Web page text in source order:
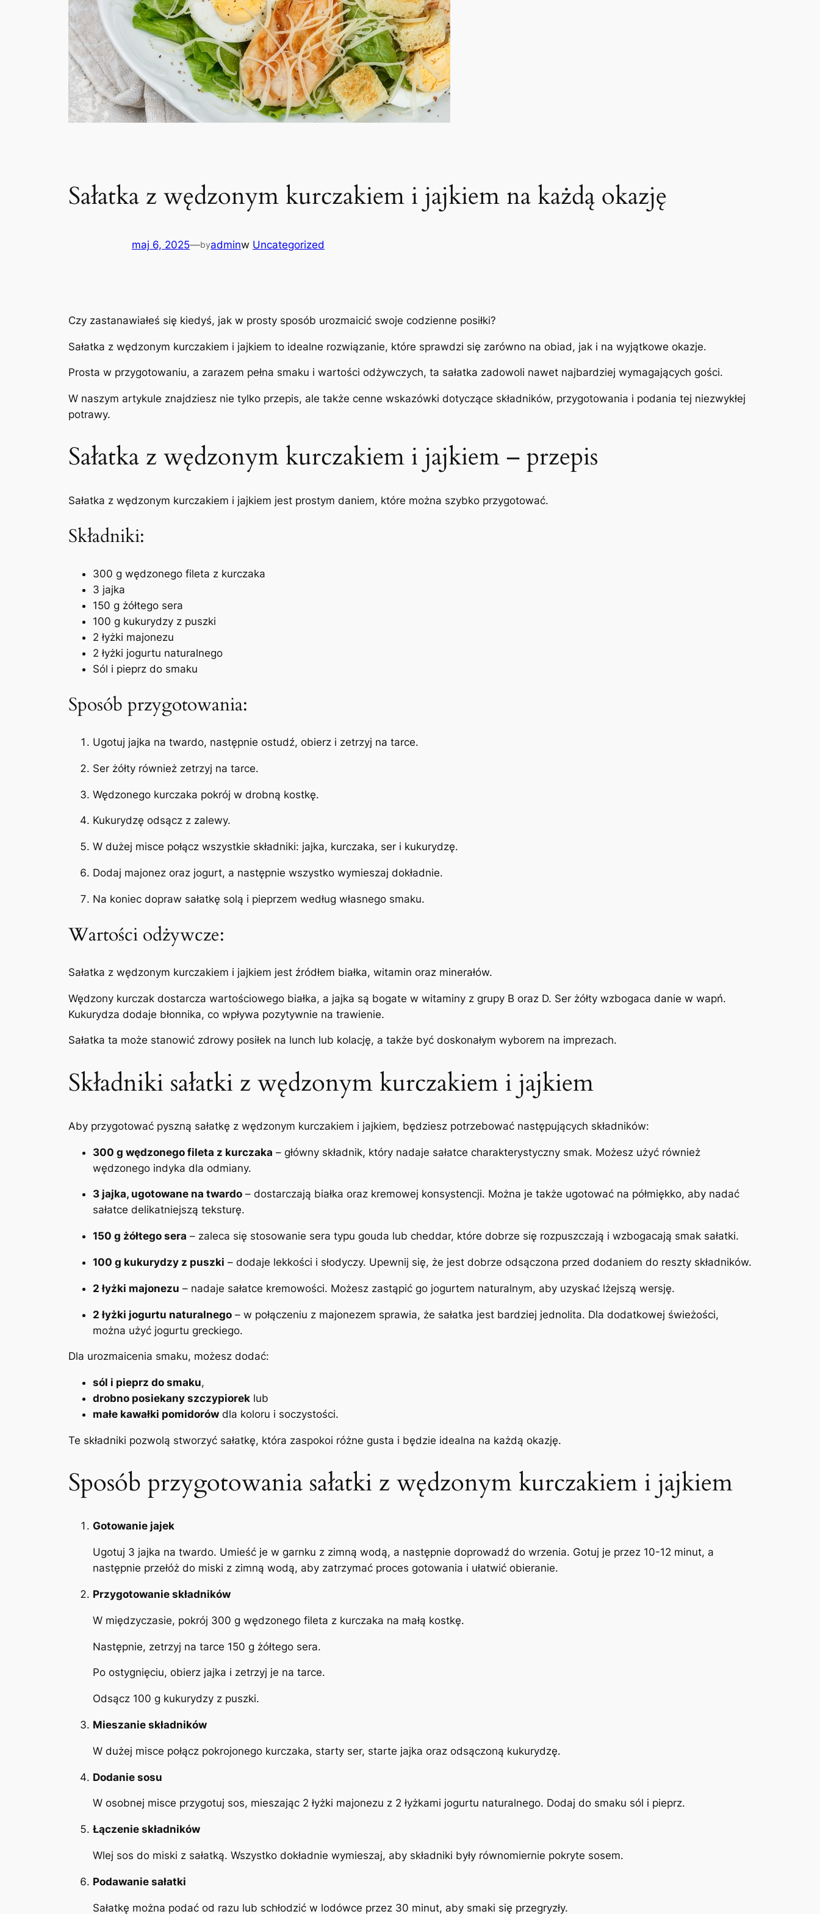
Sałatka z wędzonym kurczakiem i jajkiem na każdą okazję
maj 6, 2025—byadminw Uncategorized
Czy zastanawiałeś się kiedyś, jak w prosty sposób urozmaicić swoje codzienne posiłki?
Sałatka z wędzonym kurczakiem i jajkiem to idealne rozwiązanie, które sprawdzi się zarówno na obiad, jak i na wyjątkowe okazje.
Prosta w przygotowaniu, a zarazem pełna smaku i wartości odżywczych, ta sałatka zadowoli nawet najbardziej wymagających gości.
W naszym artykule znajdziesz nie tylko przepis, ale także cenne wskazówki dotyczące składników, przygotowania i podania tej niezwykłej
potrawy.
Sałatka z wędzonym kurczakiem i jajkiem – przepis
Sałatka z wędzonym kurczakiem i jajkiem jest prostym daniem, które można szybko przygotować.
Składniki:
300 g wędzonego fileta z kurczaka
3 jajka
150 g żółtego sera
100 g kukurydzy z puszki
2 łyżki majonezu
2 łyżki jogurtu naturalnego
Sól i pieprz do smaku
Sposób przygotowania:
Ugotuj jajka na twardo, następnie ostudź, obierz i zetrzyj na tarce.
Ser żółty również zetrzyj na tarce.
Wędzonego kurczaka pokrój w drobną kostkę.
Kukurydzę odsącz z zalewy.
W dużej misce połącz wszystkie składniki: jajka, kurczaka, ser i kukurydzę.
Dodaj majonez oraz jogurt, a następnie wszystko wymieszaj dokładnie.
Na koniec dopraw sałatkę solą i pieprzem według własnego smaku.
Wartości odżywcze:
Sałatka z wędzonym kurczakiem i jajkiem jest źródłem białka, witamin oraz minerałów.
Wędzony kurczak dostarcza wartościowego białka, a jajka są bogate w witaminy z grupy B oraz D. Ser żółty wzbogaca danie w wapń.
Kukurydza dodaje błonnika, co wpływa pozytywnie na trawienie.
Sałatka ta może stanowić zdrowy posiłek na lunch lub kolację, a także być doskonałym wyborem na imprezach.
Składniki sałatki z wędzonym kurczakiem i jajkiem
Aby przygotować pyszną sałatkę z wędzonym kurczakiem i jajkiem, będziesz potrzebować następujących składników:
300 g wędzonego fileta z kurczaka – główny składnik, który nadaje sałatce charakterystyczny smak. Możesz użyć również
wędzonego indyka dla odmiany.
3 jajka, ugotowane na twardo – dostarczają białka oraz kremowej konsystencji. Można je także ugotować na półmiękko, aby nadać
sałatce delikatniejszą teksturę.
150 g żółtego sera – zaleca się stosowanie sera typu gouda lub cheddar, które dobrze się rozpuszczają i wzbogacają smak sałatki.
100 g kukurydzy z puszki – dodaje lekkości i słodyczy. Upewnij się, że jest dobrze odsączona przed dodaniem do reszty składników.
2 łyżki majonezu – nadaje sałatce kremowości. Możesz zastąpić go jogurtem naturalnym, aby uzyskać lżejszą wersję.
2 łyżki jogurtu naturalnego – w połączeniu z majonezem sprawia, że sałatka jest bardziej jednolita. Dla dodatkowej świeżości,
można użyć jogurtu greckiego.
Dla urozmaicenia smaku, możesz dodać:
sól i pieprz do smaku,
drobno posiekany szczypiorek lub
małe kawałki pomidorów dla koloru i soczystości.
Te składniki pozwolą stworzyć sałatkę, która zaspokoi różne gusta i będzie idealna na każdą okazję.
Sposób przygotowania sałatki z wędzonym kurczakiem i jajkiem
Gotowanie jajek
Ugotuj 3 jajka na twardo. Umieść je w garnku z zimną wodą, a następnie doprowadź do wrzenia. Gotuj je przez 10-12 minut, a
następnie przełóż do miski z zimną wodą, aby zatrzymać proces gotowania i ułatwić obieranie.
Przygotowanie składników
W międzyczasie, pokrój 300 g wędzonego fileta z kurczaka na małą kostkę.
Następnie, zetrzyj na tarce 150 g żółtego sera.
Po ostygnięciu, obierz jajka i zetrzyj je na tarce.
Odsącz 100 g kukurydzy z puszki.
Mieszanie składników
W dużej misce połącz pokrojonego kurczaka, starty ser, starte jajka oraz odsączoną kukurydzę.
Dodanie sosu
W osobnej misce przygotuj sos, mieszając 2 łyżki majonezu z 2 łyżkami jogurtu naturalnego. Dodaj do smaku sól i pieprz.
Łączenie składników
Wlej sos do miski z sałatką. Wszystko dokładnie wymieszaj, aby składniki były równomiernie pokryte sosem.
Podawanie sałatki
Sałatkę można podać od razu lub schłodzić w lodówce przez 30 minut, aby smaki się przegryzły.